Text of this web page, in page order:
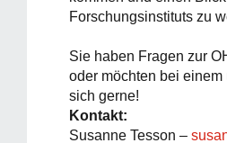
Forschungsinstituts zu
Sie haben Fragen zur
oder möchten bei
sich gerne!
Kontakt:
Susanne Tesson –